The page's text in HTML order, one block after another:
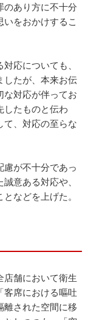
のあり方に不十分
をおかけするこ
応についても、
したが、本来お伝
な対応が伴ってお
したものと伝わ
て、対応の至らな
慮が不十分であっ
意ある対応や、
などを上げた。
店舗において衛生
客席における嘔吐
離された空間に移